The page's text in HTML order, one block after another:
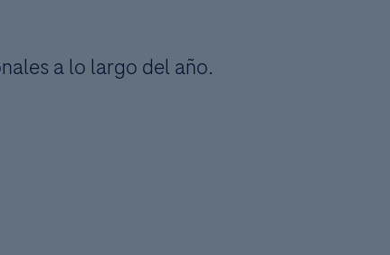
a lo largo del año.